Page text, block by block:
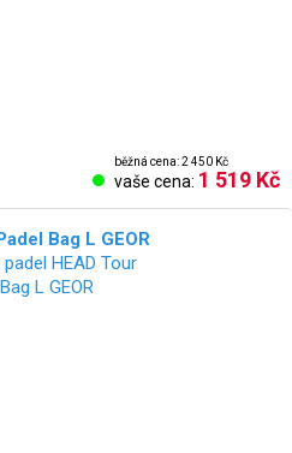
běžná cena: 2 450 Kč
vaše cena: 1 519 Kč
Bag L GEOR